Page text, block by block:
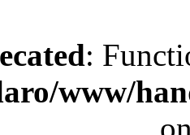
:
www/